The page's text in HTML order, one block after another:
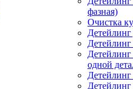
фазная)
Очистка
Детейлинг
одной
Детейлинг